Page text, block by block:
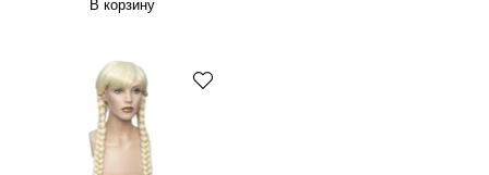
В корзину